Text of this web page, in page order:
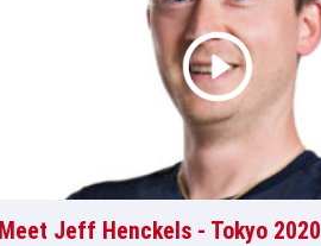
Meet Jeff Henckels - Tokyo 2020